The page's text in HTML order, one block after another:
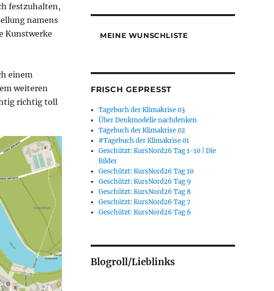
festzuhalten,
namens
Kunstwerke
einem
weiteren
richtig toll
MEINE WUNSCHLISTE
FRISCH GEPRESST
Tagebuch der Klimakrise 03
Über Denkmodelle nachdenken
Tagebuch der Klimakrise 02
#Tagebuch der Klimakrise 01
Geschützt: KursNord26 Tag 1-10 | Die
Bilder
Geschützt: KursNord26 Tag 10
Geschützt: KursNord26 Tag 9
Geschützt: KursNord26 Tag 8
Geschützt: KursNord26 Tag 7
Geschützt: KursNord26 Tag 6
Blogroll/Lieblinks